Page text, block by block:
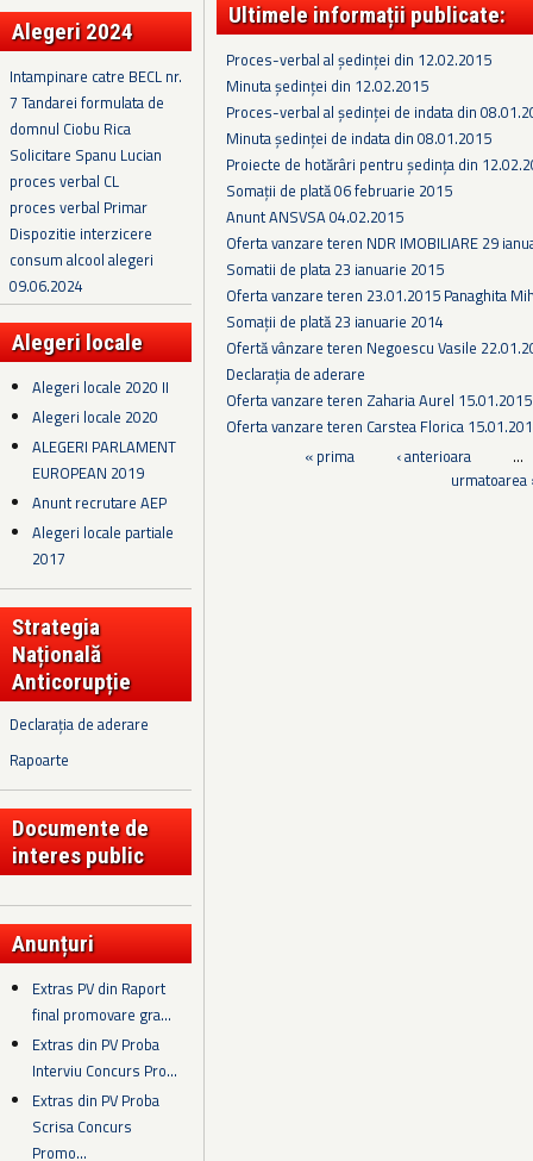
Alegeri 2024
Intampinare catre BECL nr.
7 Tandarei formulata de
domnul Ciobu Rica
Solicitare Spanu Lucian
proces verbal CL
proces verbal Primar
Dispozitie interzicere
consum alcool alegeri
09.06.2024
Alegeri locale
Alegeri locale 2020 II
Alegeri locale 2020
ALEGERI PARLAMENT
EUROPEAN 2019
Anunt recrutare AEP
Alegeri locale partiale
2017
Strategia
Națională
Anticorupție
Declarația de aderare
Rapoarte
Documente de
interes public
Anunțuri
Extras PV din Raport
final promovare gra...
Extras din PV Proba
Interviu Concurs Pro...
Extras din PV Proba
Scrisa Concurs
Promo...
Ultimele informații publicate:
Proces-verbal al ședinței din 12.02.2015
Minuta ședinței din 12.02.2015
Proces-verbal al ședinței de indata din
Minuta ședinței de indata din 08.01.2015
Proiecte de hotărâri pentru ședința din
Somaţii de plată 06 februarie 2015
Anunt ANSVSA 04.02.2015
Oferta vanzare teren NDR IMOBILIARE 29
Somatii de plata 23 ianuarie 2015
Oferta vanzare teren 23.01.2015 Panaghita
Somații de plată 23 ianuarie 2014
Ofertă vânzare teren Negoescu Vasile
Declarația de aderare
Oferta vanzare teren Zaharia Aurel 15.01.2015
Oferta vanzare teren Carstea Florica
« prima ‹ anterioara
…
urmatoarea